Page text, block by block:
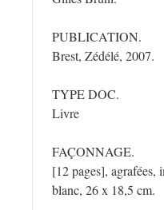
PUBLICATION.
Brest, Zédélé, 2007.
TYPE DOC.
Livre
FAÇONNAGE.
[12 pages], agrafées,
blanc, 26 x 18,5 cm.